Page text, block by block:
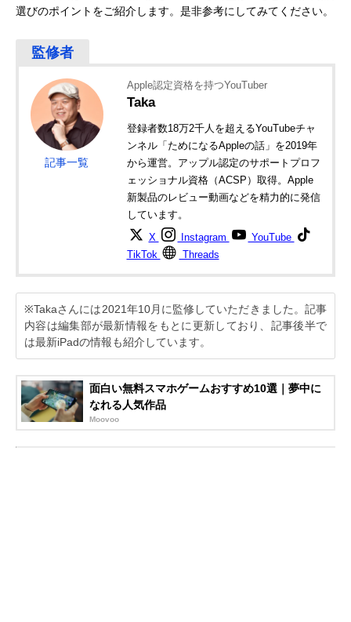
選びのポイントをご紹介します。是非参考にしてみてください。
記事一覧
Apple認定資格を持つYouTuber
Taka
登録者数18万2千人を超えるYouTubeチャ
ンネル「ためになるAppleの話」を2019年
から運営。アップル認定のサポートプロフ
ェッショナル資格（ACSP）取得。Apple
新製品のレビュー動画などを精力的に発信
しています。
X Instagram
YouTube
TikTok
Threads
※Takaさんには2021年10月に監修していただきました。記事
内容は編集部が最新情報をもとに更新しており、記事後半で
は最新iPadの情報も紹介しています。
面白い無料スマホゲームおすすめ10選｜夢中に
なれる人気作品
Moovoo